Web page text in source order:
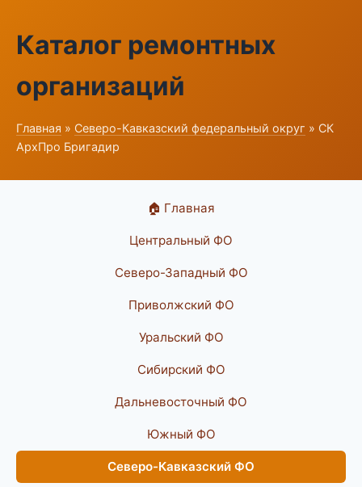
Каталог ремонтных
организаций
Главная » Северо-Кавказский федеральный округ » СК
АрхПро Бригадир
🏠 Главная
Центральный ФО
Северо-Западный ФО
Приволжский ФО
Уральский ФО
Сибирский ФО
Дальневосточный ФО
Южный ФО
Северо-Кавказский ФО